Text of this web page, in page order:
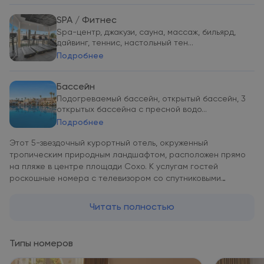
SPA / Фитнес
Spa-центр, джакузи, сауна, массаж, бильярд,
дайвинг, теннис, настольный тен...
Подробнее
Бассейн
Подогреваемый бассейн, открытый бассейн, 3
открытых бассейна с пресной водо...
Подробнее
Этот 5-звездочный курортный отель, окруженный
тропическим природным ландшафтом, расположен прямо
на пляже в центре площади Сохо. К услугам гостей
роскошные номера с телевизором со спутниковыми
занятий водными видами спорта, включая дайвинг и
стиле. В числе удобств каждого номера собственный
балкон или терраса с панорамным видом на ландшафтный
Читать полностью
Типы номеров